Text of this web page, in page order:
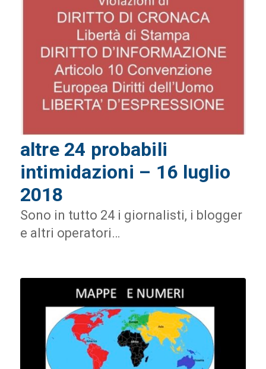
altre 24 probabili
intimidazioni – 16 luglio
2018
Sono in tutto 24 i giornalisti, i blogger
e altri operatori…